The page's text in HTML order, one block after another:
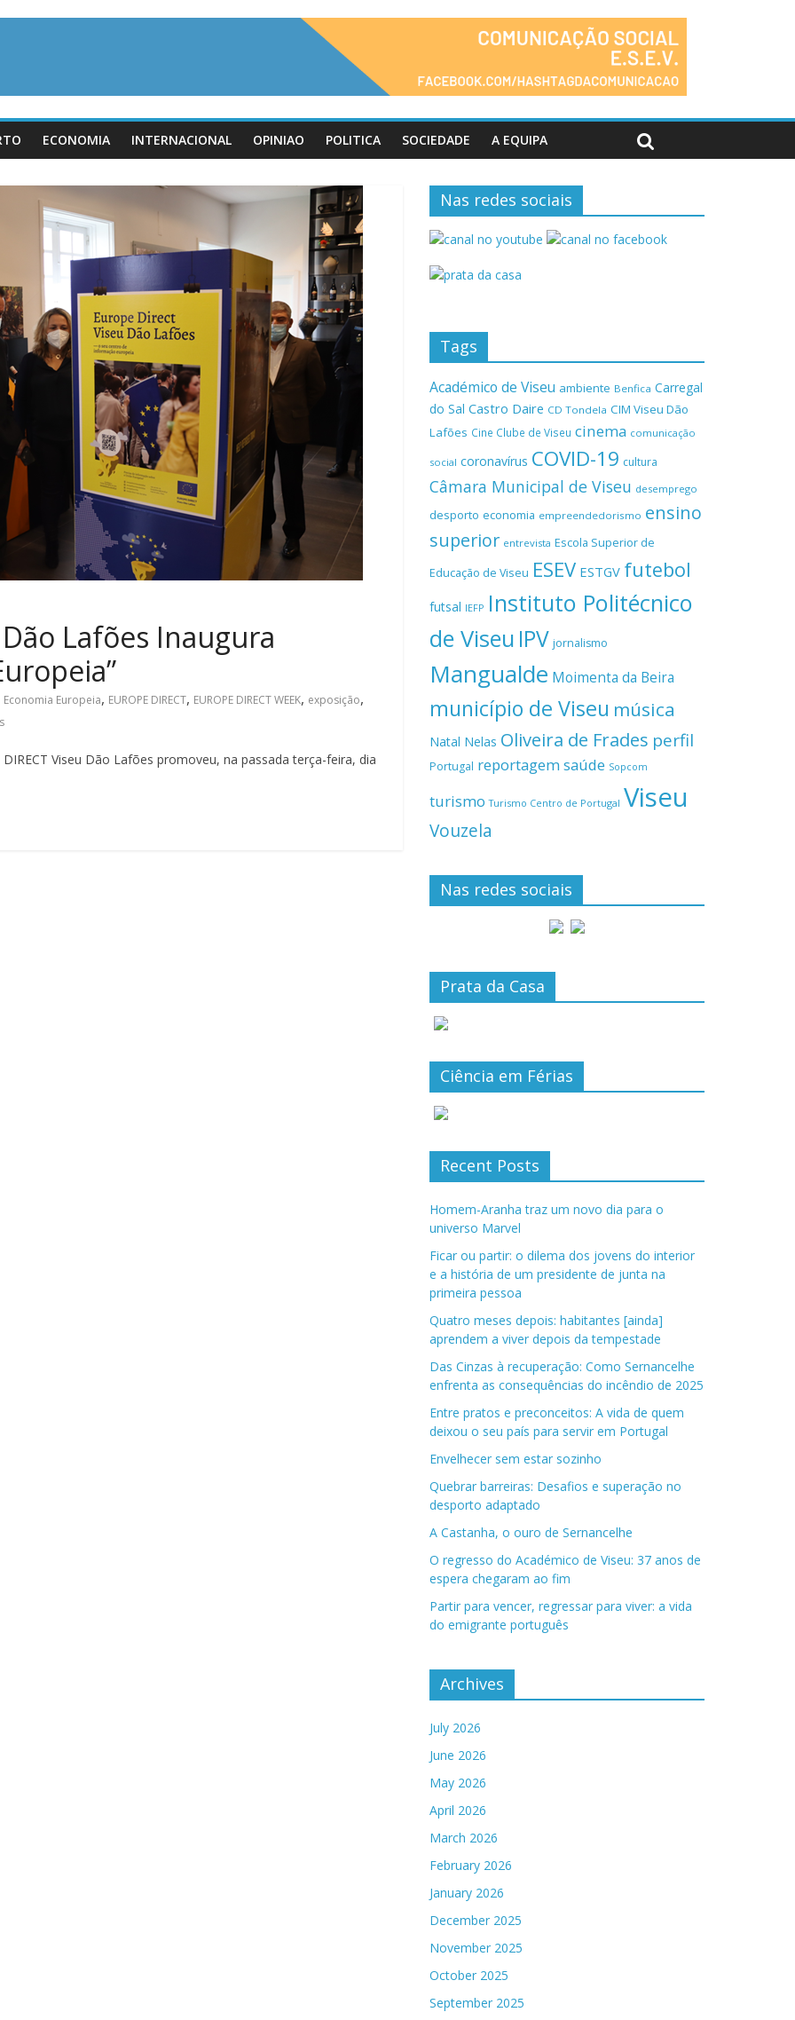
ECONOMIA INTERNACIONAL OPINIAO POLITICA SOCIEDADE A EQUIPA
Dão Lafões Inaugura
Economia Europeia, EUROPE DIRECT, EUROPE DIRECT WEEK, exposição,
DIRECT Viseu Dão Lafões promoveu, na passada terça-feira, dia
Nas redes sociais
Tags
Académico de Viseu ambiente Benfica Carregal
do Sal Castro Daire CD Tondela CIM Viseu Dão
Lafões Cine Clube de Viseu cinema comunicação
social coronavírus COVID-19 cultura
Câmara Municipal de Viseu desemprego
desporto economia empreendedorismo ensino
superior entrevista Escola Superior de
Educação de Viseu ESEV ESTGV futebol
futsal IEFP Instituto Politécnico
de Viseu IPV jornalismo
Mangualde Moimenta da Beira
município de Viseu música
Natal Nelas Oliveira de Frades perfil
Portugal reportagemsaúde Sopcom
turismo Turismo Centro de Portugal Viseu
Vouzela
Nas redes sociais
Prata da Casa
Ciência em Férias
Recent Posts
Homem-Aranha traz um novo dia para o
universo Marvel
Ficar ou partir: o dilema dos jovens do interior
e a história de um presidente de junta na
primeira pessoa
Quatro meses depois: habitantes [ainda]
aprendem a viver depois da tempestade
Das Cinzas à recuperação: Como Sernancelhe
enfrenta as consequências do incêndio de 2025
Entre pratos e preconceitos: A vida de quem
deixou o seu país para servir em Portugal
Envelhecer sem estar sozinho
Quebrar barreiras: Desafios e superação no
desporto adaptado
A Castanha, o ouro de Sernancelhe
O regresso do Académico de Viseu: 37 anos de
espera chegaram ao fim
Partir para vencer, regressar para viver: a vida
do emigrante português
Archives
July 2026
June 2026
May 2026
April 2026
March 2026
February 2026
January 2026
December 2025
November 2025
October 2025
September 2025